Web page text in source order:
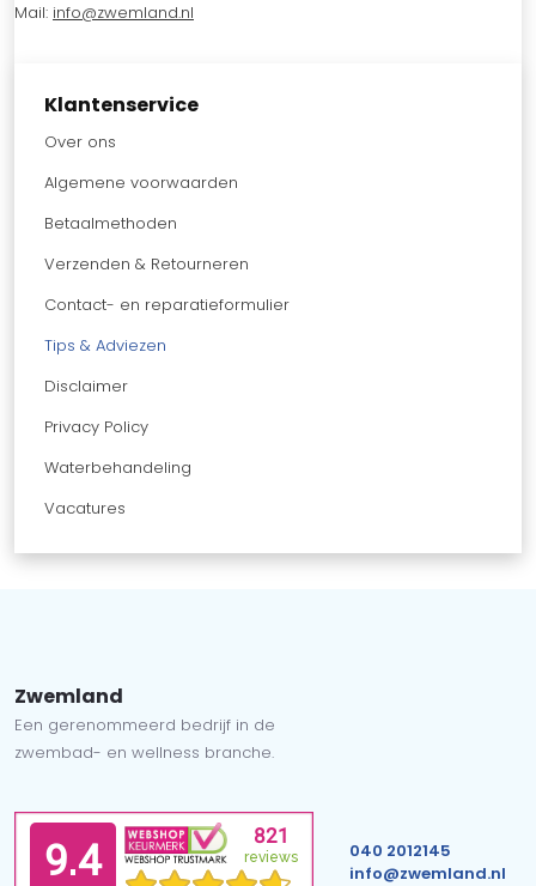
Klantenservice
Over ons
Algemene voorwaarden
Betaalmethoden
Verzenden & Retourneren
Contact- en reparatieformulier
Tips & Adviezen
Disclaimer
Privacy Policy
Waterbehandeling
Vacatures
Mail: info@zwemland.nl
Zwemland
Een gerenommeerd bedrijf in de
zwembad- en wellness branche.
040 2012145
info@zwemland.nl